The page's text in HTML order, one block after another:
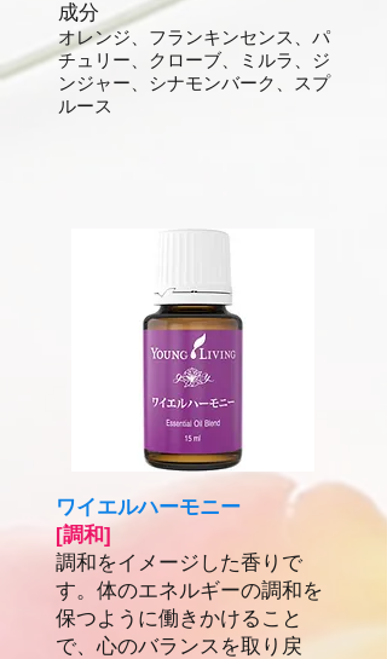
成分
オレンジ、フランキンセンス、パ
チュリー、クローブ、ミルラ、ジ
ンジャー、シナモンバーク、スプ
ルース
ワイエルハーモニー
[調和]
調和をイメージした香りで
す。体のエネルギーの調和を
保つように働きかけること
で、心のバランスを取り戻